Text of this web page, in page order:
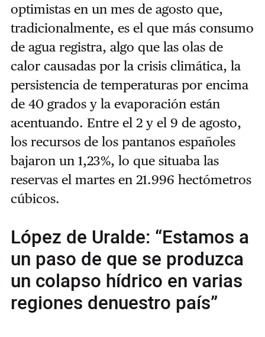
optimistas en un mes de agosto que,
tradicionalmente, es el que más consumo
de agua registra, algo que las olas de
calor causadas por la crisis climática, la
persistencia de temperaturas por encima
de 40 grados y la evaporación están
acentuando. Entre el 2 y el 9 de agosto,
los recursos de los pantanos españoles
bajaron un 1,23%, lo que situaba las
reservas el martes en 21.996 hectómetros
cúbicos.
López de Uralde: “Estamos a
un paso de que se produzca
un colapso hídrico en varias
regiones denuestro país”